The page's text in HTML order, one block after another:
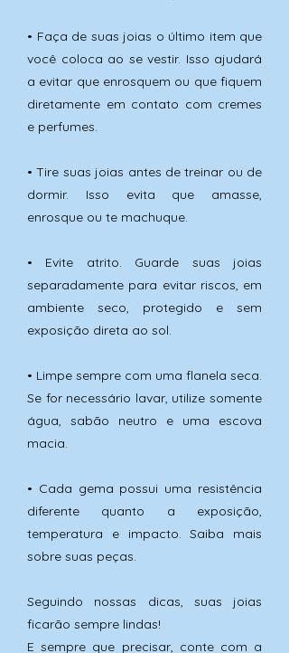
• Faça de suas joias o último item que
você coloca ao se vestir. Isso ajudará
a evitar que enrosquem ou que fiquem
diretamente em contato com cremes
e perfumes.
• Tire suas joias antes de treinar ou de
dormir. Isso evita que amasse,
enrosque ou te machuque.
• Evite atrito. Guarde suas joias
separadamente para evitar riscos, em
ambiente seco, protegido e sem
exposição direta ao sol.
• Limpe sempre com uma flanela seca.
Se for necessário lavar, utilize somente
água, sabão neutro e uma escova
macia.
• Cada gema possui uma resistência
diferente quanto a exposição,
temperatura e impacto. Saiba mais
sobre suas peças.
Seguindo nossas dicas, suas joias
ficarão sempre lindas!
E sempre que precisar, conte com a